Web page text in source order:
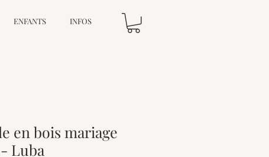
ENFANTS INFOS
en bois mariage
Luba